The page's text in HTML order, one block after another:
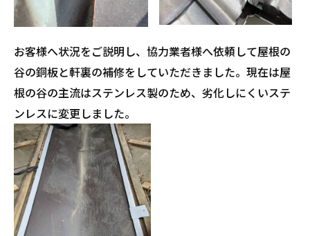
お客様へ状況をご説明し、協力業者様へ依頼して屋根の
谷の銅板と軒裏の補修をしていただきました。現在は屋
根の谷の主流はステンレス製のため、劣化しにくいステ
ンレスに変更しました。